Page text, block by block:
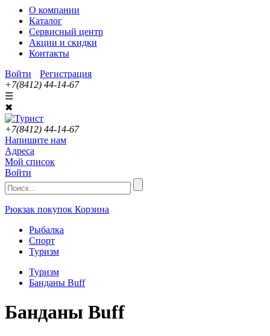
О компании
Каталог
Сервисный центр
Акции и скидки
Контакты
Войти
Регистрация
+7(8412) 44-14-67
☰
✖
+7(8412) 44-14-67
Напишите нам
Адреса
Мой список
Войти
Рюкзак покупок Корзина
Рыбалка
Спорт
Туризм
Туризм
Банданы Buff
Банданы Buff